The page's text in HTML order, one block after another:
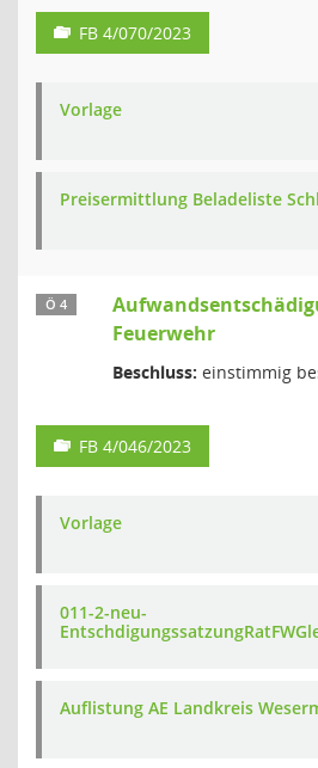
FB 4/070/2023
Vorlage
Preisermittlung Beladeliste
Ö 4
Feuerwehr
Beschluss: einstimmig
FB 4/046/2023
Vorlage
011-2-neu-
Auflistung AE Landkreis